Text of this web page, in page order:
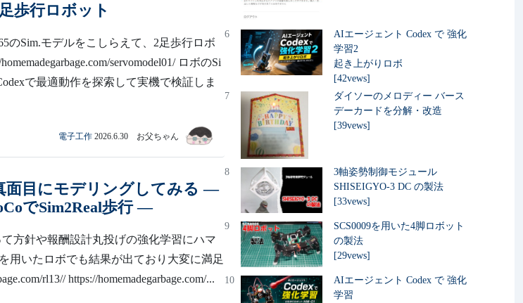
歩行ロボット
のSim.モデルをこしらえて、2足歩行ロボ
servomodel01/ ロボのSi
で最適動作を探索して実機で検証しま
電子工作 2026.6.30 お父ちゃん
面目にモデリングしてみる —
でSim2Real歩行 —
方針や報酬設計丸投げの強化学習にハマ
用いたロボでも結果が出ており大変に満足
rl13// https://homemadegarbage.com/...
6
AIエージェント Codex で 強化
学習2
起き上がりロボ
[42vews]
7
ダイソーのメロディー バース
デーカードを分解・改造
[39vews]
8
3軸姿勢制御モジュール
SHISEIGYO-3 DC の製法
[33vews]
9
SCS0009を用いた4脚ロボット
の製法
[29vews]
10
AIエージェント Codex で 強化
学習